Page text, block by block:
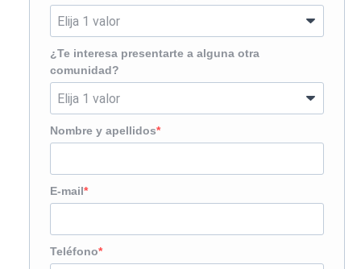
¿Te interesa presentarte a alguna otra
comunidad?
Nombre y apellidos
E-mail
Teléfono